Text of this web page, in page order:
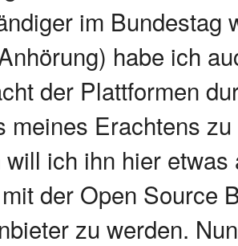
im Bundestag
habe ich
der Plattformen
meines Erachtens
will ich ihn hier
der Open Source
zu werden.